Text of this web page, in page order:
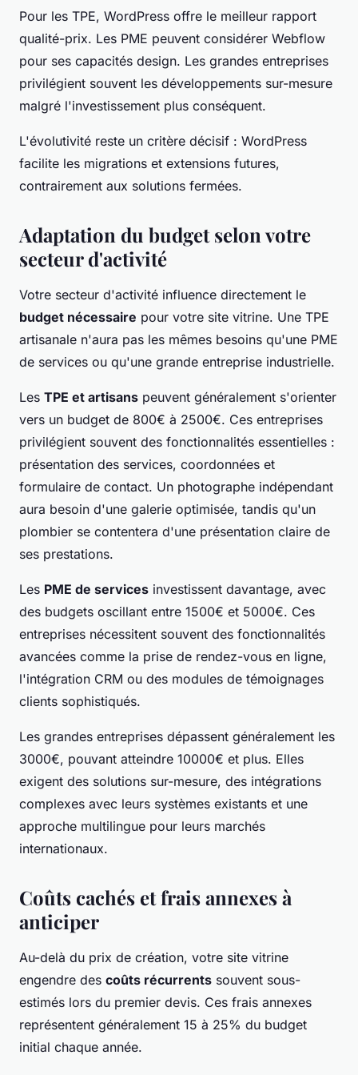
Pour les TPE, WordPress offre le meilleur rapport
qualité-prix. Les PME peuvent considérer Webflow
pour ses capacités design. Les grandes entreprises
privilégient souvent les développements sur-mesure
malgré l'investissement plus conséquent.
L'évolutivité reste un critère décisif : WordPress
facilite les migrations et extensions futures,
contrairement aux solutions fermées.
Adaptation du budget selon votre
secteur d'activité
Votre secteur d'activité influence directement le
budget nécessaire pour votre site vitrine. Une TPE
artisanale n'aura pas les mêmes besoins qu'une PME
de services ou qu'une grande entreprise industrielle.
Les TPE et artisans peuvent généralement s'orienter
vers un budget de 800€ à 2500€. Ces entreprises
privilégient souvent des fonctionnalités essentielles :
présentation des services, coordonnées et
formulaire de contact. Un photographe indépendant
aura besoin d'une galerie optimisée, tandis qu'un
plombier se contentera d'une présentation claire de
ses prestations.
Les PME de services investissent davantage, avec
des budgets oscillant entre 1500€ et 5000€. Ces
entreprises nécessitent souvent des fonctionnalités
avancées comme la prise de rendez-vous en ligne,
l'intégration CRM ou des modules de témoignages
clients sophistiqués.
Les grandes entreprises dépassent généralement les
3000€, pouvant atteindre 10000€ et plus. Elles
exigent des solutions sur-mesure, des intégrations
complexes avec leurs systèmes existants et une
approche multilingue pour leurs marchés
internationaux.
Coûts cachés et frais annexes à
anticiper
Au-delà du prix de création, votre site vitrine
engendre des coûts récurrents souvent sous-
estimés lors du premier devis. Ces frais annexes
représentent généralement 15 à 25% du budget
initial chaque année.